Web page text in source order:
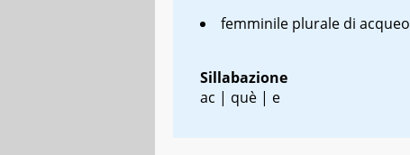
femminile plurale di acqueo
Sillabazione
ac | què | e